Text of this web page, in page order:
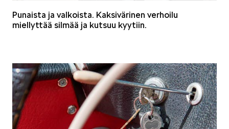
ŠKODA MEDIASSA
Punaista ja valkoista. Kaksivärinen verhoilu
miellyttää silmää ja kutsuu kyytiin.